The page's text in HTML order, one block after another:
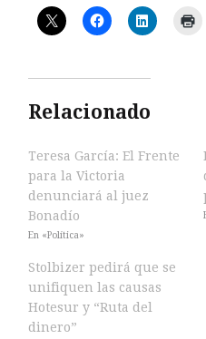
Relacionado
Teresa García: El Frente
para la Victoria
denunciará al juez
Bonadío
En «Política»
Stolbizer pedirá que se
unifiquen las causas
Hotesur y “Ruta del
dinero”